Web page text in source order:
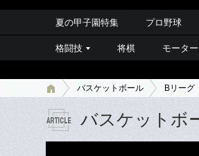
夏の甲子園特集 プロ野球
格闘技 将棋 モータ
バスケットボール Bリーグ
バスケットボ